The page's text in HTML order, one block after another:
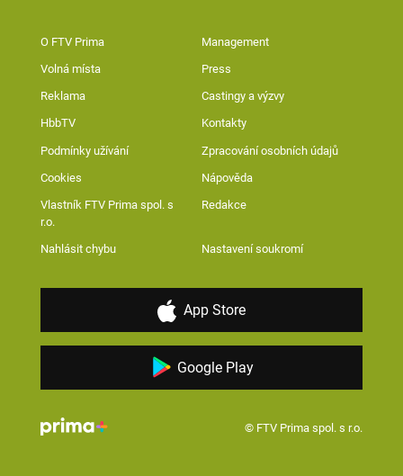
O FTV Prima Management
Volná místa Press
Reklama Castingy a výzvy
HbbTV Kontakty
Podmínky užívání Zpracování osobních údajů
Cookies Nápověda
Vlastník FTV Prima spol. s
r.o.
Redakce
Nahlásit chybu Nastavení soukromí
App Store
Google Play
© FTV Prima spol. s r.o.